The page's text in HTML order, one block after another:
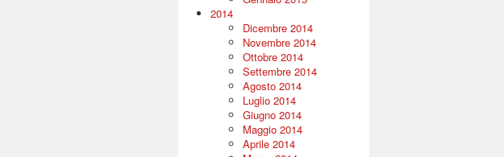
2014
Dicembre 2014
Novembre 2014
Ottobre 2014
Settembre 2014
Agosto 2014
Luglio 2014
Giugno 2014
Maggio 2014
Aprile 2014